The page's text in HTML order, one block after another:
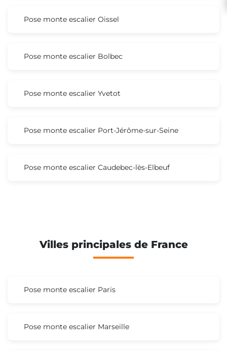
Pose monte escalier Oissel
Pose monte escalier Bolbec
Pose monte escalier Yvetot
Pose monte escalier Port-Jérôme-sur-Seine
Pose monte escalier Caudebec-lès-Elbeuf
Villes principales de France
Pose monte escalier Paris
Pose monte escalier Marseille